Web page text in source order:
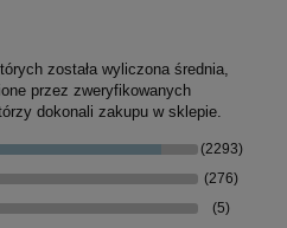
została wyliczona średnia,
przez zweryfikowanych
dokonali zakupu w sklepie.
(2293)
(276)
(5)